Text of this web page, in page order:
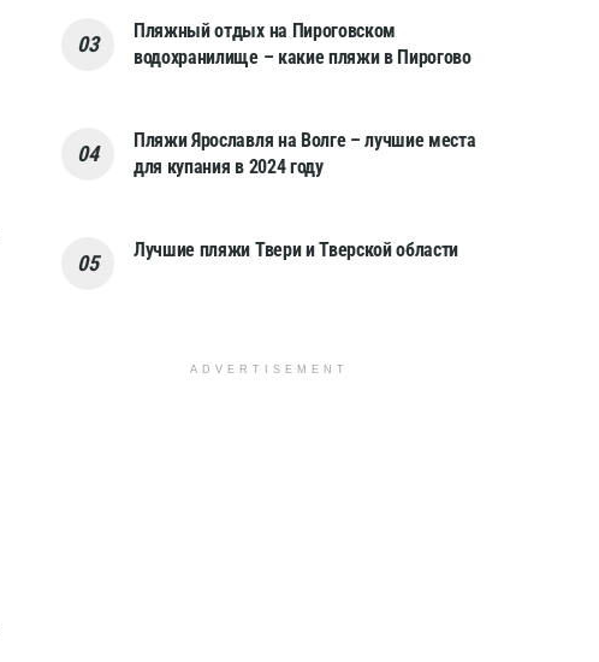
Пляжный отдых на Пироговском
водохранилище – какие пляжи в Пирогово
Пляжи Ярославля на Волге – лучшие места
для купания в 2024 году
Лучшие пляжи Твери и Тверской области
ADVERTISEMENT